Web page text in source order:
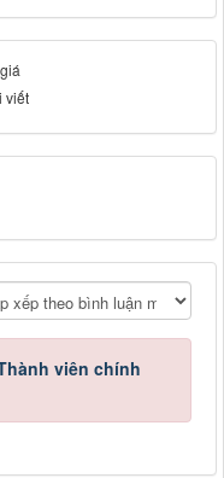
viết
viên chính